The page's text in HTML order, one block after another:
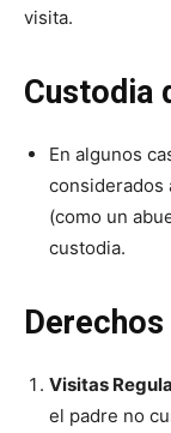
visita.
Custodia
En algunos
considerados
(como un
custodia.
Visitas
el padre no